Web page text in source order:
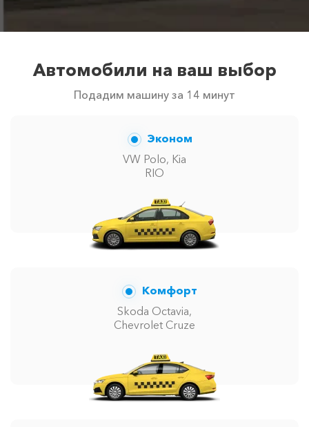
Автомобили на ваш выбор
Подадим машину за 14 минут
Эконом
VW Polo, Kia
RIO
Комфорт
Skoda Octavia,
Chevrolet Cruze